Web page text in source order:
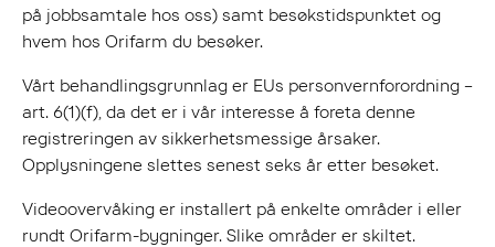
på jobbsamtale hos oss) samt besøkstidspunktet og
hvem hos Orifarm du besøker.
Vårt behandlingsgrunnlag er EUs personvernforordning –
art. 6(1)(f), da det er i vår interesse å foreta denne
registreringen av sikkerhetsmessige årsaker.
Opplysningene slettes senest seks år etter besøket.
Videoovervåking er installert på enkelte områder i eller
rundt Orifarm-bygninger. Slike områder er skiltet.